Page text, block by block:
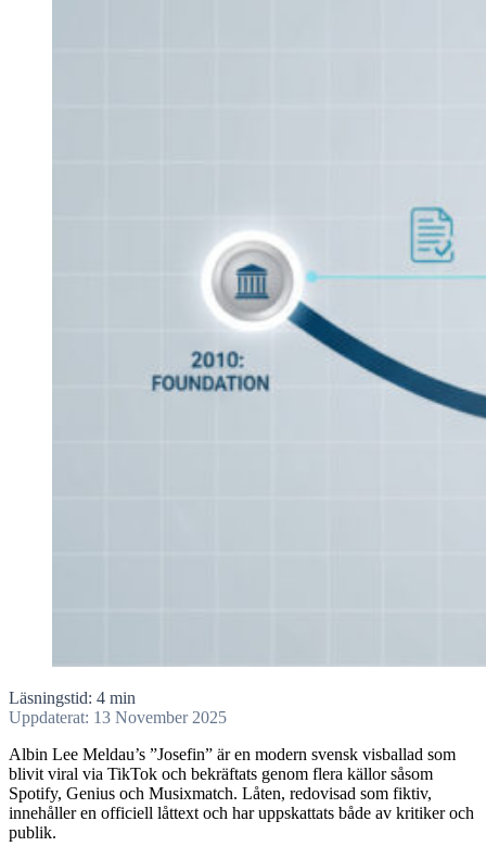
Läsningstid: 4 min
Uppdaterat: 13 November 2025
Albin Lee Meldau’s ”Josefin” är en modern svensk visballad som
blivit viral via TikTok och bekräftats genom flera källor såsom
Spotify, Genius och Musixmatch. Låten, redovisad som fiktiv,
innehåller en officiell låttext och har uppskattats både av kritiker och
publik.